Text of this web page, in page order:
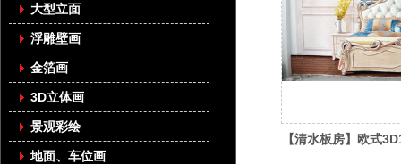
大型立面
浮雕壁画
金箔画
3D立体画
景观彩绘
地面、车位画
【清水板房】欧式